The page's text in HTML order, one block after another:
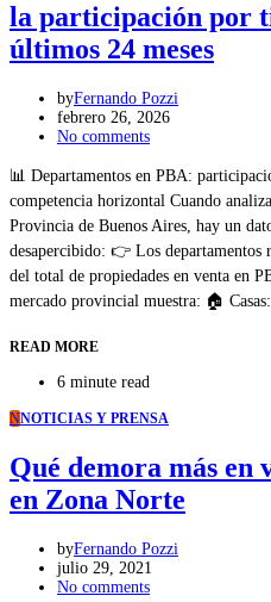
la participación por
últimos 24 meses
byFernando Pozzi
febrero 26, 2026
No comments
📊 Departamentos en PBA:
competencia horizontal Cuando
Provincia de Buenos Aires, hay un
desapercibido: 👉 Los departamentos
del total de propiedades en venta en
mercado provincial muestra: 🏠
READ MORE
6 minute read
NNOTICIAS Y PRENSA
Qué demora más en
en Zona Norte
byFernando Pozzi
julio 29, 2021
No comments